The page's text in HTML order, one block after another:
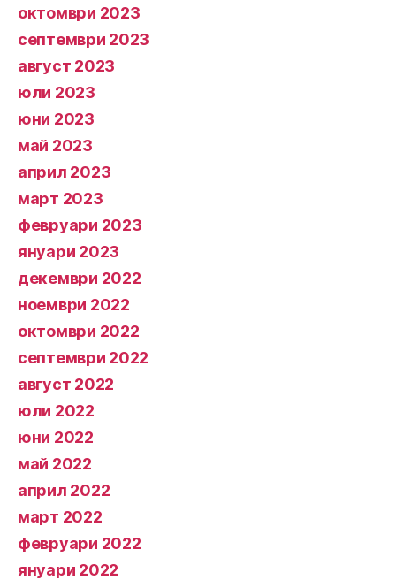
октомври 2023
септември 2023
август 2023
юли 2023
юни 2023
май 2023
април 2023
март 2023
февруари 2023
януари 2023
декември 2022
ноември 2022
октомври 2022
септември 2022
август 2022
юли 2022
юни 2022
май 2022
април 2022
март 2022
февруари 2022
януари 2022